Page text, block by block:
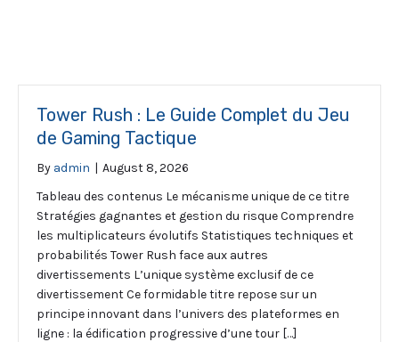
Tower Rush : Le Guide Complet du Jeu
de Gaming Tactique
By admin | August 8, 2026
Tableau des contenus Le mécanisme unique de ce titre
Stratégies gagnantes et gestion du risque Comprendre
les multiplicateurs évolutifs Statistiques techniques et
probabilités Tower Rush face aux autres
divertissements L’unique système exclusif de ce
divertissement Ce formidable titre repose sur un
principe innovant dans l’univers des plateformes en
ligne : la édification progressive d’une tour […]